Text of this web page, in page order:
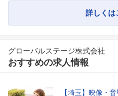
詳しくは
グローバルステージ株式会社
おすすめの求人情報
【埼玉】映像・